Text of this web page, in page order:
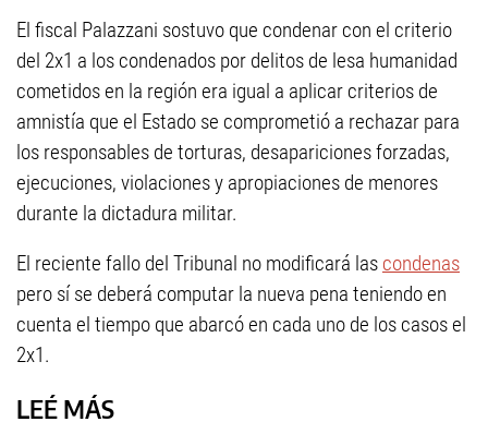
El fiscal Palazzani sostuvo que condenar con el criterio
del 2x1 a los condenados por delitos de lesa humanidad
cometidos en la región era igual a aplicar criterios de
amnistía que el Estado se comprometió a rechazar para
los responsables de torturas, desapariciones forzadas,
ejecuciones, violaciones y apropiaciones de menores
durante la dictadura militar.
El reciente fallo del Tribunal no modificará las condenas
pero sí se deberá computar la nueva pena teniendo en
cuenta el tiempo que abarcó en cada uno de los casos el
2x1.
LEÉ MÁS